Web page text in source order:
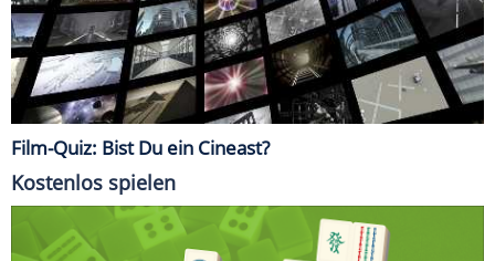
Film-Quiz: Bist Du ein Cineast?
Kostenlos spielen